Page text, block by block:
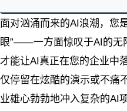
面对汹涌而来的AI浪潮，您
眼”——一方面惊叹于AI的无
才能让AI真正在您的企业中
仅停留在炫酷的演示或不痛
业雄心勃勃地冲入复杂的AI